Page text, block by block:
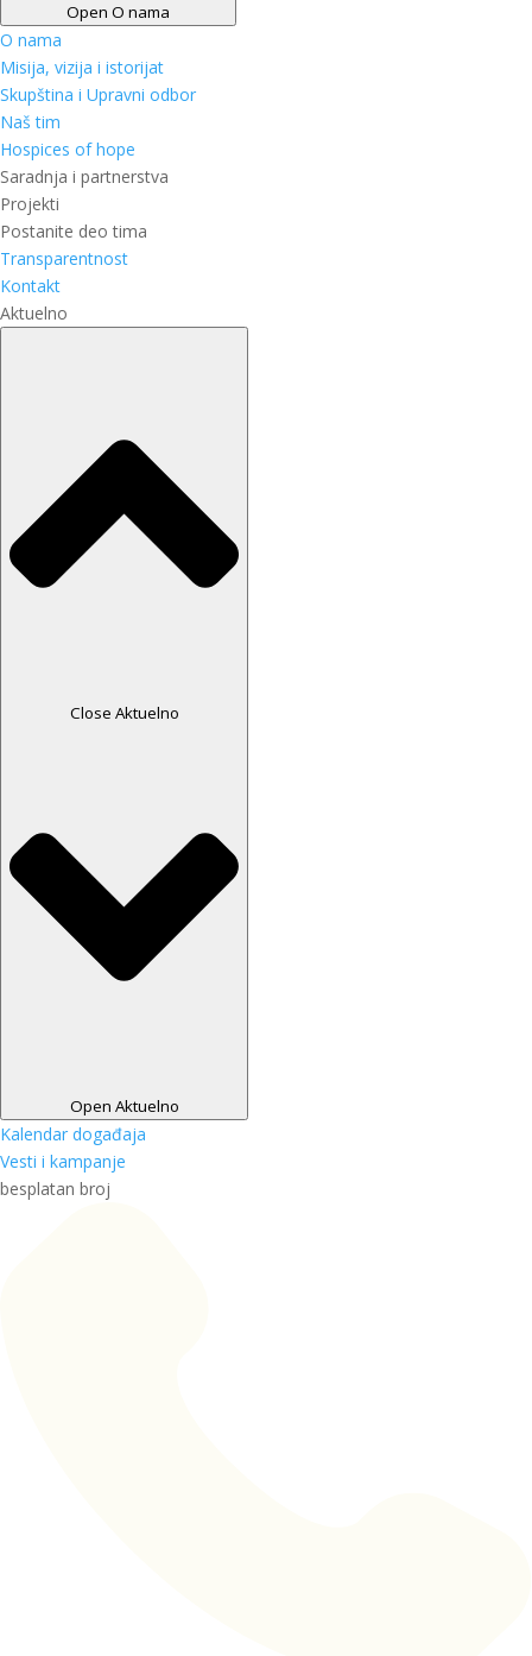
Open O nama
O nama
Misija, vizija i istorijat
Skupština i Upravni odbor
Naš tim
Hospices of hope
Saradnja i partnerstva
Projekti
Postanite deo tima
Transparentnost
Kontakt
Aktuelno
Close Aktuelno
Open Aktuelno
Kalendar događaja
Vesti i kampanje
besplatan broj